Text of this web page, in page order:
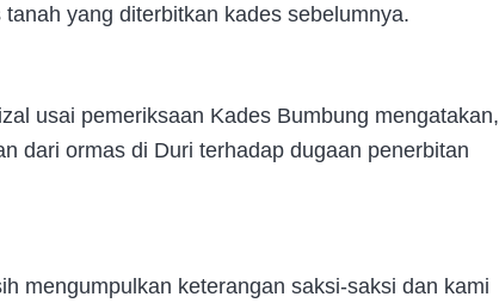
yang diterbitkan kades sebelumnya.
usai pemeriksaan Kades Bumbung mengatakan,
dari ormas di Duri terhadap dugaan penerbitan
mengumpulkan keterangan saksi-saksi dan kami